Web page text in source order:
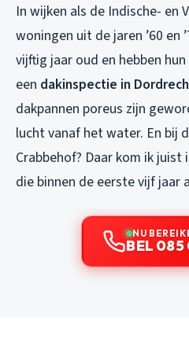
In wijken als de Indische- en
woningen uit de jaren ’60 en
vijftig jaar oud en hebben
een dakinspectie in
dakpannen poreus zijn
lucht vanaf het water. En bij
Crabbehof? Daar kom ik
die binnen de eerste vijf jaar
NU
BEL 085